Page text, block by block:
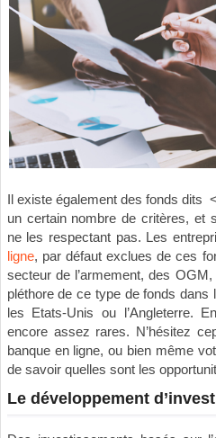
Il existe également des fonds dits
un certain nombre de critères, et
ne les respectant pas. Les
ligne, par défaut exclues de ces
secteur de l’armement, des
pléthore de ce type de fonds
les Etats-Unis ou l’Angleterre.
encore assez rares. N’hésitez
banque en ligne, ou bien même
de savoir quelles sont les
Le développement